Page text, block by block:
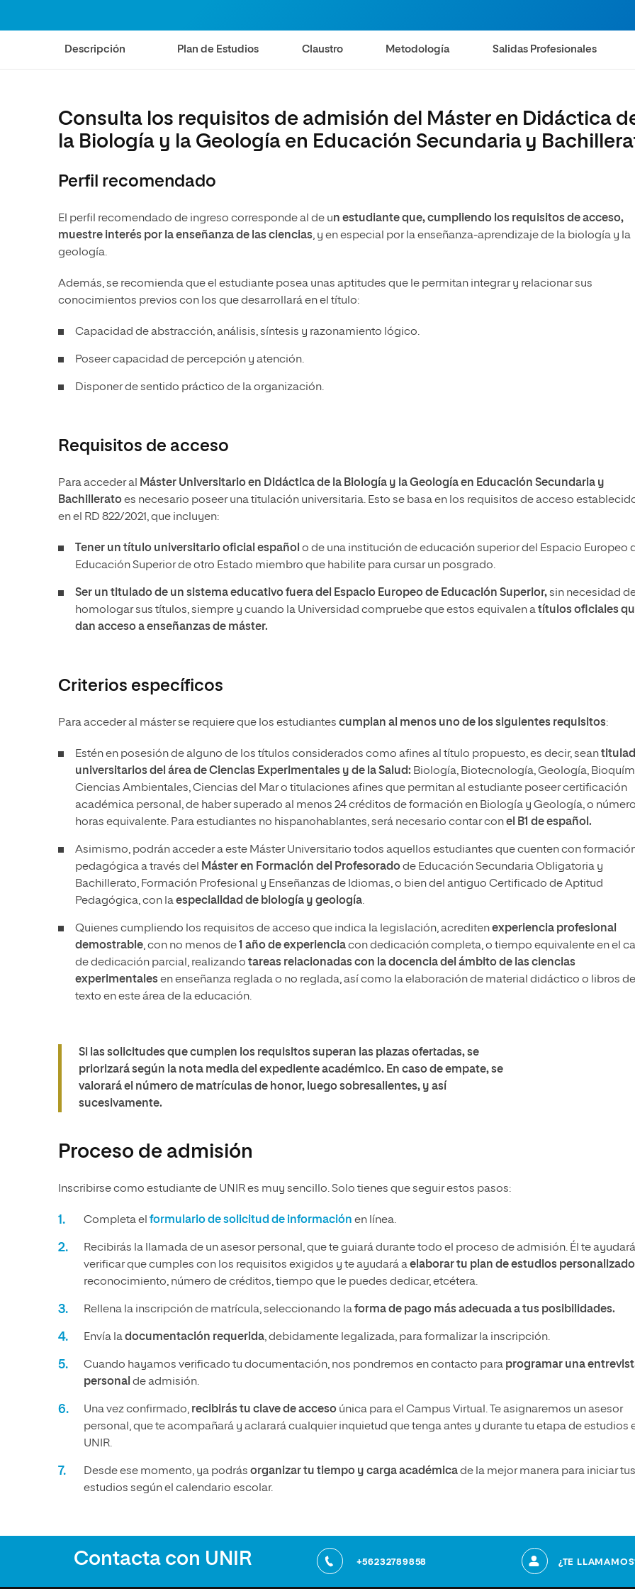
Ciencias de la Salud
Ciencias Sociales
Música
Diseño
Ciencias de la Salud
Artes
Música
Descripción Plan de Estudios Claustro Metodología Salidas Profesionales
Consulta los requisitos de admisión del Máster en Didáctica
la Biología y la Geología en Educación Secundaria y
Perfil recomendado
El perfil recomendado de ingreso corresponde al de un estudiante que, cumpliendo los requisitos de acceso,
muestre interés por la enseñanza de las ciencias, y en especial por la enseñanza-aprendizaje de la biología y la
geología.
Además, se recomienda que el estudiante posea unas aptitudes que le permitan integrar y relacionar sus
conocimientos previos con los que desarrollará en el título:
Capacidad de abstracción, análisis, síntesis y razonamiento lógico.
Poseer capacidad de percepción y atención.
Disponer de sentido práctico de la organización.
Requisitos de acceso
Para acceder al
Máster Universitario en Didáctica de la Biología y la Geología en Educación Secundaria y
Bachilleratoes necesario poseer una titulación universitaria. Esto se basa en los requisitos de acceso
en el RD 822/2021, que incluyen:
Tener un título universitario oficial español o de una institución de educación superior del Espacio Europeo
Educación Superior de otro Estado miembro que habilite para cursar un posgrado.
Ser un titulado de un sistema educativo fuera del Espacio Europeo de Educación Superior,sin necesidad
homologar sus títulos, siempre y cuando la Universidad compruebe que estos equivalen atítulos oficiales
dan acceso a enseñanzas de máster.
Criterios específicos
Para acceder al máster se requiere que los estudiantes cumplan al menos uno de los siguientes requisitos:
Estén en posesión de alguno de los títulos considerados como afines al título propuesto, es decir, sean
universitarios del área de Ciencias Experimentales y de la Salud: Biología, Biotecnología, Geología,
Ciencias Ambientales, Ciencias del Mar o titulaciones afines que permitan al estudiante poseer certificación
académica personal, de haber superado al menos 24 créditos de formación en Biología y Geología, o
horas equivalente. Para estudiantes no hispanohablantes, será necesario contar conel B1 de español.
Asimismo, podrán acceder a este Máster Universitario todos aquellos estudiantes que cuenten con
pedagógica a través del
Másteren Formación del Profesoradode Educación Secundaria Obligatoria y
Bachillerato, Formación Profesional y Enseñanzas de Idiomas, o bien del antiguo Certificado de Aptitud
Pedagógica, con laespecialidad de biología y geología.
Quienes cumpliendo los requisitos de acceso que indica la legislación, acreditenexperiencia profesional
demostrable, con no menos de1 año de experienciacon dedicación completa, o tiempo equivalente en el
de dedicación parcial, realizando tareas relacionadas con la docencia del ámbito de las ciencias
experimentalesen enseñanza reglada o no reglada, así como la elaboración de material didáctico o libros de
texto en este área de la educación.
Si las solicitudes que cumplen los requisitos superan las plazas ofertadas, se
priorizará según la nota media del expediente académico. En caso de empate, se
valorará el número de matrículas de honor, luego sobresalientes, y así
sucesivamente.
Proceso de admisión
Inscribirse como estudiante de UNIR es muy sencillo. Solo tienes que seguir estos pasos:
Completa el formulario de solicitud de información en línea.
Recibirás la llamada de un asesor personal, que te guiará durante todo el proceso de admisión. Él te
verificar que cumples con los requisitos exigidos y te ayudará aelaborar tu plan de estudios personalizado
reconocimiento, número de créditos, tiempo que le puedes dedicar, etcétera.
Rellena la inscripción de matrícula, seleccionando laforma de pago más adecuada a tus posibilidades.
Envía ladocumentación requerida, debidamente legalizada, para formalizar la inscripción.
Cuando hayamos verificado tu documentación, nos pondremos en contacto para programar una
personal de admisión.
Una vez confirmado, recibirás tu clave de acceso única para el Campus Virtual. Te asignaremos un asesor
personal, que te acompañará y aclarará cualquier inquietud que tenga antes y durante tu etapa de estudios
UNIR.
Desde ese momento, ya podrás organizar tu tiempo y carga académicade la mejor manera para iniciar tus
estudios según el calendario escolar.
Contacta con UNIR +56232789858 ¿TE